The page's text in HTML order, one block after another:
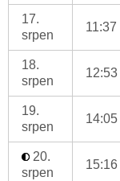
17.
srpen
11:37
18.
srpen
12:53
19.
srpen
14:05
20.
srpen
15:16